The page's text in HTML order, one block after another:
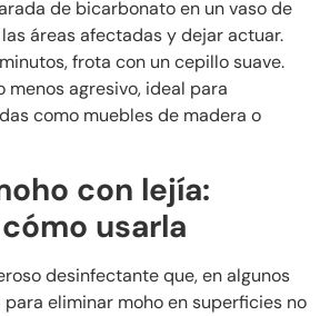
de bicarbonato en un vaso de
áreas afectadas y dejar actuar.
frota con un cepillo suave.
menos agresivo, ideal para
como muebles de madera o
con lejía:
usarla
desinfectante que, en algunos
para eliminar moho en superficies no